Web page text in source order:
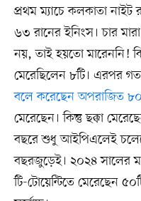
প্রথম ম্যাচে কলকাতা নাইট
৬৩ রানের ইনিংস। চার
নয়, তাই হয়তো মারেননি!
মেরেছিলেন ৮টি। এরপর
বলে করেছেন অপরাজিত
মেরেছেন। কিন্তু ছক্কা
বছরে শুধু আইপিএলেই
বছরজুড়েই। ২০২৪ সালের
টি-টোয়েন্টিতে মেরেছেন